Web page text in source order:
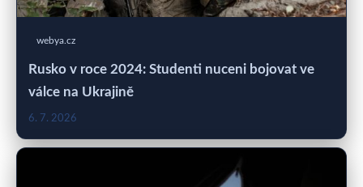
webya.cz
Rusko v roce 2024: Studenti nuceni bojovat ve
válce na Ukrajině
6. 7. 2026